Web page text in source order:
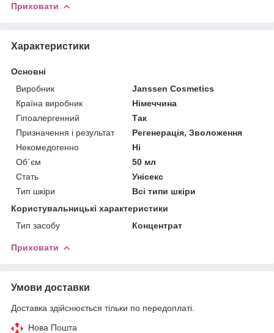
Приховати
Характеристики
Основні
Виробник
Janssen Cosmetics
Країна виробник
Німеччина
Гіпоалергенний
Так
Призначення і результат
Регенерація, Зволоження
Некомедогенно
Ні
Об`єм
50 мл
Стать
Унісекс
Тип шкіри
Всі типи шкіри
Користувальницькі характеристики
Тип засобу
Концентрат
Приховати
Умови доставки
Доставка здійснюється тільки по передоплаті.
Нова Пошта